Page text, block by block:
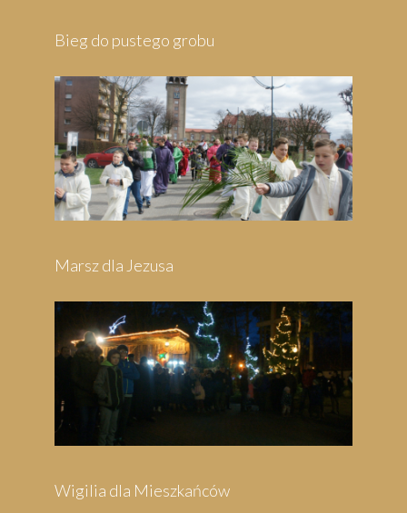
Pielgrzymka do Wejherowa
Pielgrzymka do Swarzewa
Festyn Parafialny